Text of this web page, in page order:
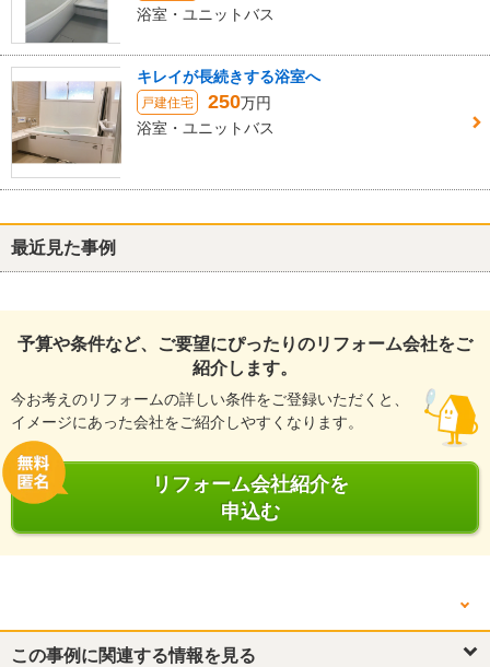
浴室・ユニットバス
キレイが長続きする浴室へ
戸建住宅 250万円
浴室・ユニットバス
最近見た事例
予算や条件など、ご要望にぴったりのリフォーム会社をご
紹介します。
今お考えのリフォームの詳しい条件をご登録いただくと、
イメージにあった会社をご紹介しやすくなります。
リフォーム会社紹介を
申込む
他の箇所を見る
リフォーム概要 キッチン・台所 トイレ
この事例に関連する情報を見る